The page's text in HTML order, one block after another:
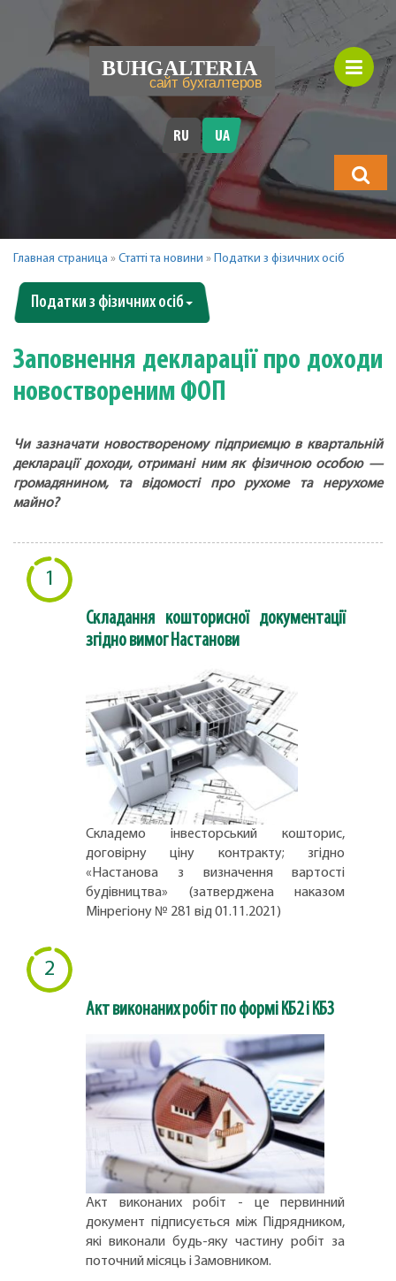
RU UA
Главная страница » Статті та новини » Податки з фізичних осіб
Податки з фізичних осіб
Заповнення декларації про доходи
новоствореним ФОП
Чи зазначати новоствореному підприємцю в квартальній
декларації доходи, отримані ним як фізичною особою —
громадянином, та відомості про рухоме та нерухоме
майно?
1
Складання кошторисної документації
згідно вимог Настанови
Складемо інвесторський кошторис,
договірну ціну контракту; згідно
«Настанова з визначення вартості
будівництва» (затверджена наказом
Мінрегіону № 281 від 01.11.2021)
2
Акт виконаних робіт по формі КБ2 і КБ3
Акт виконаних робіт - це первинний
документ підписується між Підрядником,
які виконали будь-яку частину робіт за
поточний місяць і Замовником.